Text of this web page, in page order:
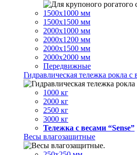
1500х1000 мм
1500х1500 мм
2000х1000 мм
2000х1200 мм
2000х1500 мм
2000х2000 мм
Передвижные
Гидравлическая тележка рокла с
1000 кг
2000 кг
2500 кг
3000 кг
Тележка с весами “Sense”
Весы влагозащитные